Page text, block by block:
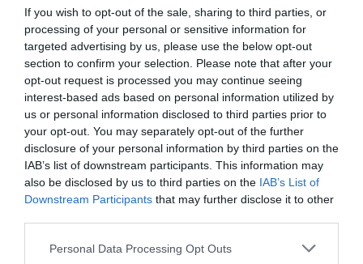
If you wish to opt-out of the sale, sharing to third parties, or
processing of your personal or sensitive information for
targeted advertising by us, please use the below opt-out
section to confirm your selection. Please note that after your
opt-out request is processed you may continue seeing
interest-based ads based on personal information utilized by
us or personal information disclosed to third parties prior to
your opt-out. You may separately opt-out of the further
disclosure of your personal information by third parties on the
IAB’s list of downstream participants. This information may
also be disclosed by us to third parties on the IAB’s List of
Downstream Participants that may further disclose it to other
Please note that this website/app uses one or more Google
Personal Data Processing Opt Outs
kényelmetlen magyarázkodást is.
Hogyan kezeld ezt a helyzetet?
Ez mindig attól függ, hogy mennyire fontos számodra ez
a kapcsolat. Egy kis időt hagyni kell mindenkinek, hogy
átgondolja a válaszát, de ez nem tarthat örökké. Esetleg
még egyszer tehetsz egy próbát, és újra rákérdezhetsz,
de ha semmi reakció nem érkezik, akkor el kell
engedned ezt a kapcsolatot.
Vannak, akik ilyenkor magyarázkodni kezdenek, hogy
túlságosan elfoglaltak, vagy nem szeretnek
telefonálgatni, de sajnos ez is csak azt mutatja, hogy nem
tart elég fontosnak ahhoz, hogy időt szánjon Rád.